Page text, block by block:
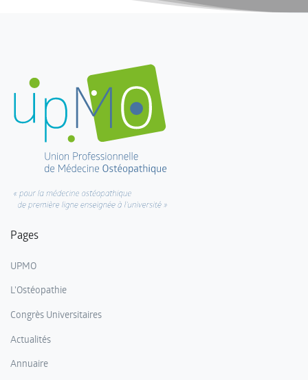
Pages
UPMO
L'Ostéopathie
Congrès Universitaires
Actualités
Annuaire